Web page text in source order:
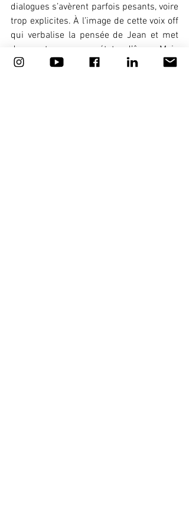
dialogues s’avèrent parfois pesants, voire
trop explicites. À l’image de cette voix off
qui verbalise la pensée de Jean et met
des mots sur ses états d’âme. Mais
même si les ficelles sont un peu grosses